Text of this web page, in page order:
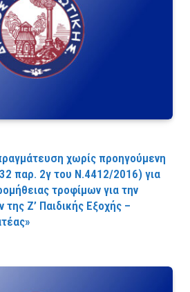
χωρίς προηγούμενη
παρ. 2γ του Ν.4412/2016) για
τροφίμων για την
Ζ’ Παιδικής Εξοχής –